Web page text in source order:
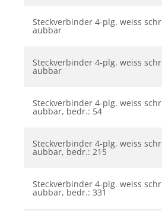
Steckverbinder 4-plg. weiss schr
aubbar
Steckverbinder 4-plg. weiss schr
aubbar
Steckverbinder 4-plg. weiss schr
aubbar, bedr.: 54
Steckverbinder 4-plg. weiss schr
aubbar, bedr.: 215
Steckverbinder 4-plg. weiss schr
aubbar, bedr.: 331